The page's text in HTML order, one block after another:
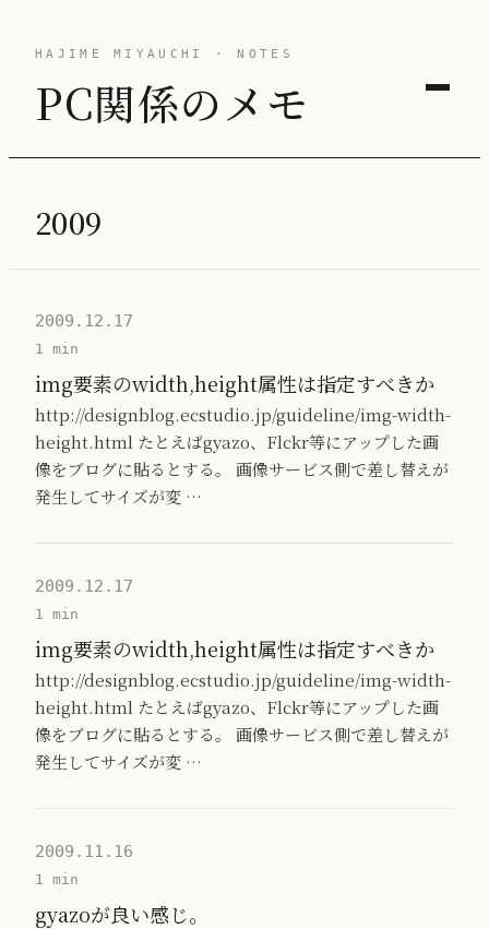
HAJIME MIYAUCHI · NOTES
PC関係のメモ
2009
2009.12.17
1 min
img要素のwidth,height属性は指定すべきか
http://designblog.ecstudio.jp/guideline/img-width-
height.html たとえばgyazo、Flckr等にアップした画
像をブログに貼るとする。 画像サービス側で差し替えが
発生してサイズが変 …
2009.12.17
1 min
img要素のwidth,height属性は指定すべきか
http://designblog.ecstudio.jp/guideline/img-width-
height.html たとえばgyazo、Flckr等にアップした画
像をブログに貼るとする。 画像サービス側で差し替えが
発生してサイズが変 …
2009.11.16
1 min
gyazoが良い感じ。